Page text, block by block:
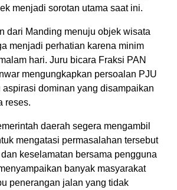
menjadi sorotan utama saat ini.
dari Manding menuju objek wisata
menjadi perhatian karena minim
hari. Juru bicara Fraksi PAN
mengungkapkan persoalan PJU
dominan yang disampaikan
reses.
daerah segera mengambil
mengatasi permasalahan tersebut
keselamatan bersama pengguna
banyak masyarakat
penerangan jalan yang tidak